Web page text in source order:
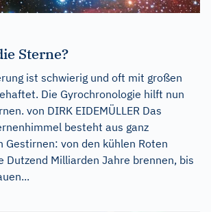
Sterne?
ist schwierig und oft mit großen
Die Gyrochronologie hilft nun
von DIRK EIDEMÜLLER Das
besteht aus ganz
Gestirnen: von den kühlen Roten
Dutzend Milliarden Jahre brennen, bis